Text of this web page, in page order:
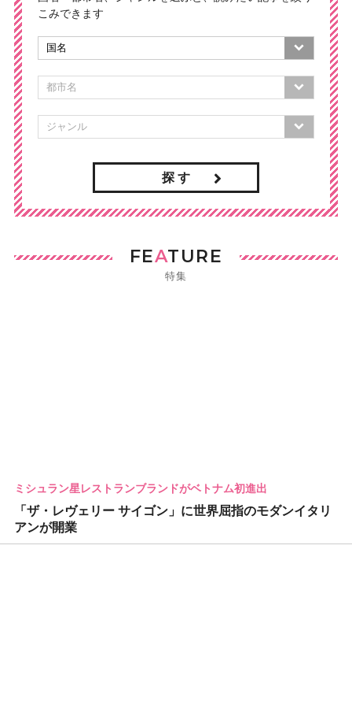
こみできます
探 す
FEATURE
特集
ミシュラン星レストランブランドがベトナム初進出
「ザ・レヴェリー サイゴン」に世界屈指のモダンイタリ
アンが開業